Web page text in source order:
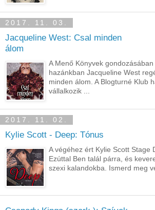
2017. 11. 03.
Jacqueline West: Csal minden
álom
A Menő Könyvek
hazánkban Jacqueline West
minden álom. A Blogturné Klub
vállalkozik ...
2017. 11. 02.
Kylie Scott - Deep: Tónus
A végéhez ért Kylie Scott Stage
Ezúttal Ben talál párra, és
szexi kalandokba. Ismerd meg